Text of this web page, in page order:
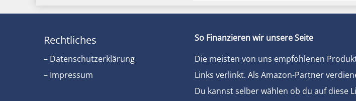
Rechtliches
– Datenschutzerklärung
– Impressum
So Finanzieren wir unsere Seite
Die meisten von uns empfohlenen
Links verlinkt. Als Amazon-Partner
Du kannst selber wählen ob du auf diese